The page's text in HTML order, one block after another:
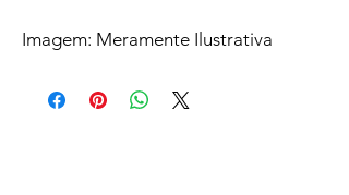
Imagem: Meramente Ilustrativa